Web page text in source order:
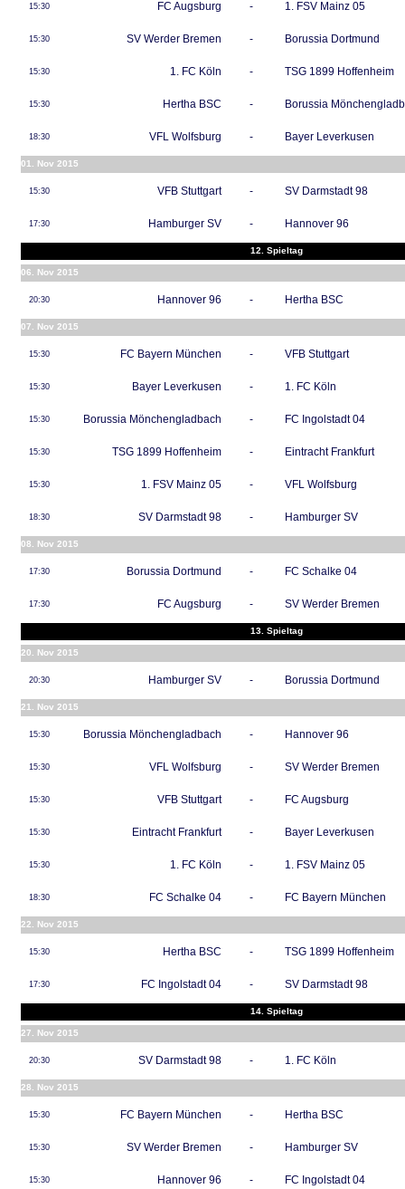
15:30 FC Augsburg - 1. FSV Mainz 05
15:30 SV Werder Bremen - Borussia Dortmund
15:30 1. FC Köln - TSG 1899 Hoffenheim
15:30 Hertha BSC - Borussia
18:30 VFL Wolfsburg - Bayer Leverkusen
01. Nov 2015
15:30 VFB Stuttgart - SV Darmstadt 98
17:30 Hamburger SV - Hannover 96
12. Spieltag
06. Nov 2015
20:30 Hannover 96 - Hertha BSC
07. Nov 2015
15:30 FC Bayern München - VFB Stuttgart
15:30 Bayer Leverkusen - 1. FC Köln
15:30 Borussia Mönchengladbach - FC Ingolstadt 04
15:30 TSG 1899 Hoffenheim - Eintracht Frankfurt
15:30 1. FSV Mainz 05 - VFL Wolfsburg
18:30 SV Darmstadt 98 - Hamburger SV
08. Nov 2015
17:30 Borussia Dortmund - FC Schalke 04
17:30 FC Augsburg - SV Werder Bremen
13. Spieltag
20. Nov 2015
20:30 Hamburger SV - Borussia Dortmund
21. Nov 2015
15:30 Borussia Mönchengladbach - Hannover 96
15:30 VFL Wolfsburg - SV Werder Bremen
15:30 VFB Stuttgart - FC Augsburg
15:30 Eintracht Frankfurt - Bayer Leverkusen
15:30 1. FC Köln - 1. FSV Mainz 05
18:30 FC Schalke 04 - FC Bayern München
22. Nov 2015
15:30 Hertha BSC - TSG 1899 Hoffenheim
17:30 FC Ingolstadt 04 - SV Darmstadt 98
14. Spieltag
27. Nov 2015
20:30 SV Darmstadt 98 - 1. FC Köln
28. Nov 2015
15:30 FC Bayern München - Hertha BSC
15:30 SV Werder Bremen - Hamburger SV
15:30 Hannover 96 - FC Ingolstadt 04